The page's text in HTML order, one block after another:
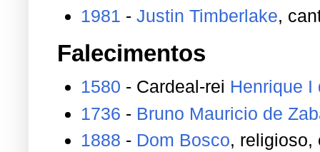
1981 - Justin Timberlake,
Falecimentos
1580 - Cardeal-rei Henrique I
1736 - Bruno Mauricio de
1888 - Dom Bosco,